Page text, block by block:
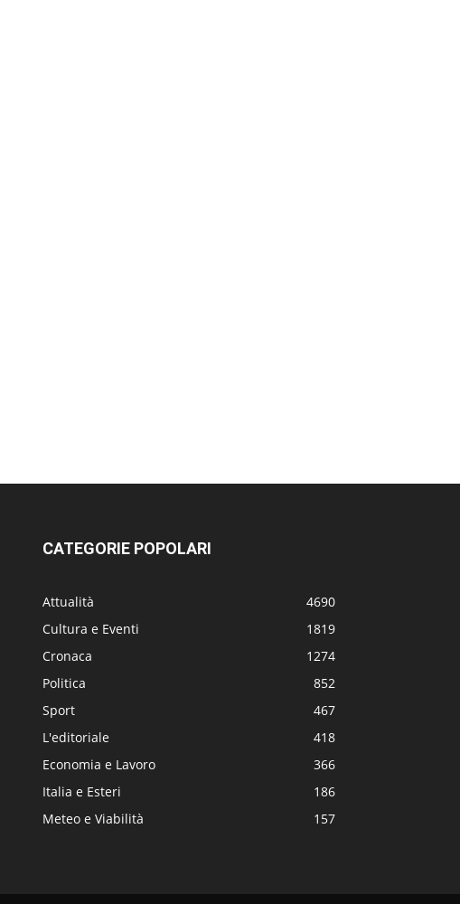
CATEGORIE POPOLARI
Attualità
4690
Cultura e Eventi
1819
Cronaca
1274
Politica
852
Sport
467
L'editoriale
418
Economia e Lavoro
366
Italia e Esteri
186
Meteo e Viabilità
157